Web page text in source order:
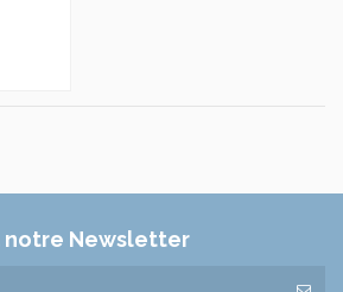
notre Newsletter